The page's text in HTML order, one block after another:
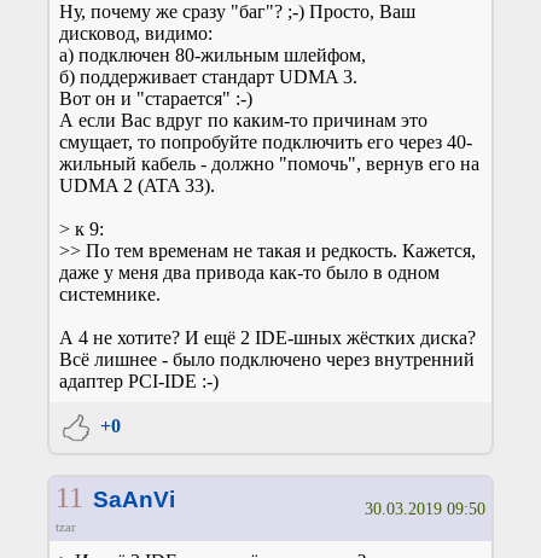
Ну, почему же сразу "баг"? ;-) Просто, Ваш
дисковод, видимо:
а) подключен 80-жильным шлейфом,
б) поддерживает стандарт UDMA 3.
Вот он и "старается" :-)
А если Вас вдруг по каким-то причинам это
смущает, то попробуйте подключить его через 40-
жильный кабель - должно "помочь", вернув его на
UDMA 2 (ATA 33).
> к 9:
>> По тем временам не такая и редкость. Кажется,
даже у меня два привода как-то было в одном
системнике.
А 4 не хотите? И ещё 2 IDE-шных жёстких диска?
Всё лишнее - было подключено через внутренний
адаптер PCI-IDE :-)
+0
11 SaAnVi
tzar
30.03.2019 09:50